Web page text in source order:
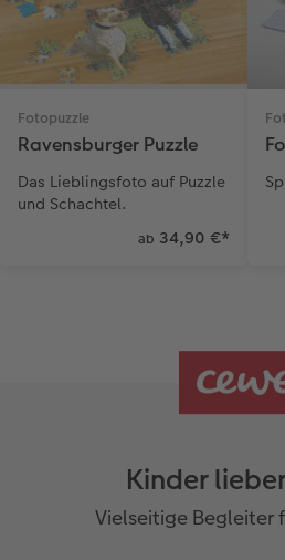
Fotopuzzle
Ravensburger Puzzle
Das Lieblingsfoto auf Puzzle
und Schachtel.
ab 34,90 €*
Kinder
Vielseitige Begleiter